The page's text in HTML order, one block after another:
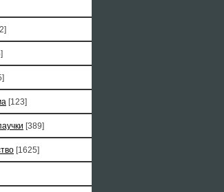
[123]
[389]
[1625]